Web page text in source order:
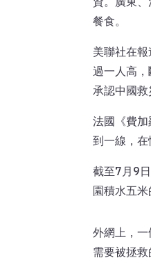
餐食。
美聯社在
過一人高
承認中國救
法國《費
到一線，
截至7月9
園積水五
外網上，
需要被拯